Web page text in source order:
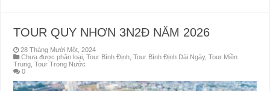
TOUR QUY NHƠN 3N2Đ NĂM 2026
28 Tháng Mười Một, 2024
Chưa được phân loại,Tour Bình Định,Tour Bình Định Dài Ngày,Tour Miền
Trung,Tour Trong Nước
0